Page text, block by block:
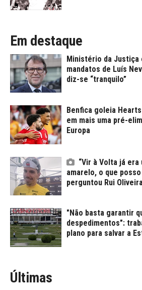
Em destaque
Ministério da Justiça
mandatos de Luís
diz-se “tranquilo”
Benfica goleia
em mais uma pré-
Europa
“Vir à Volta já
amarelo, o que
perguntou Rui
"Não basta garantir
despedimentos":
plano para salvar a
Últimas